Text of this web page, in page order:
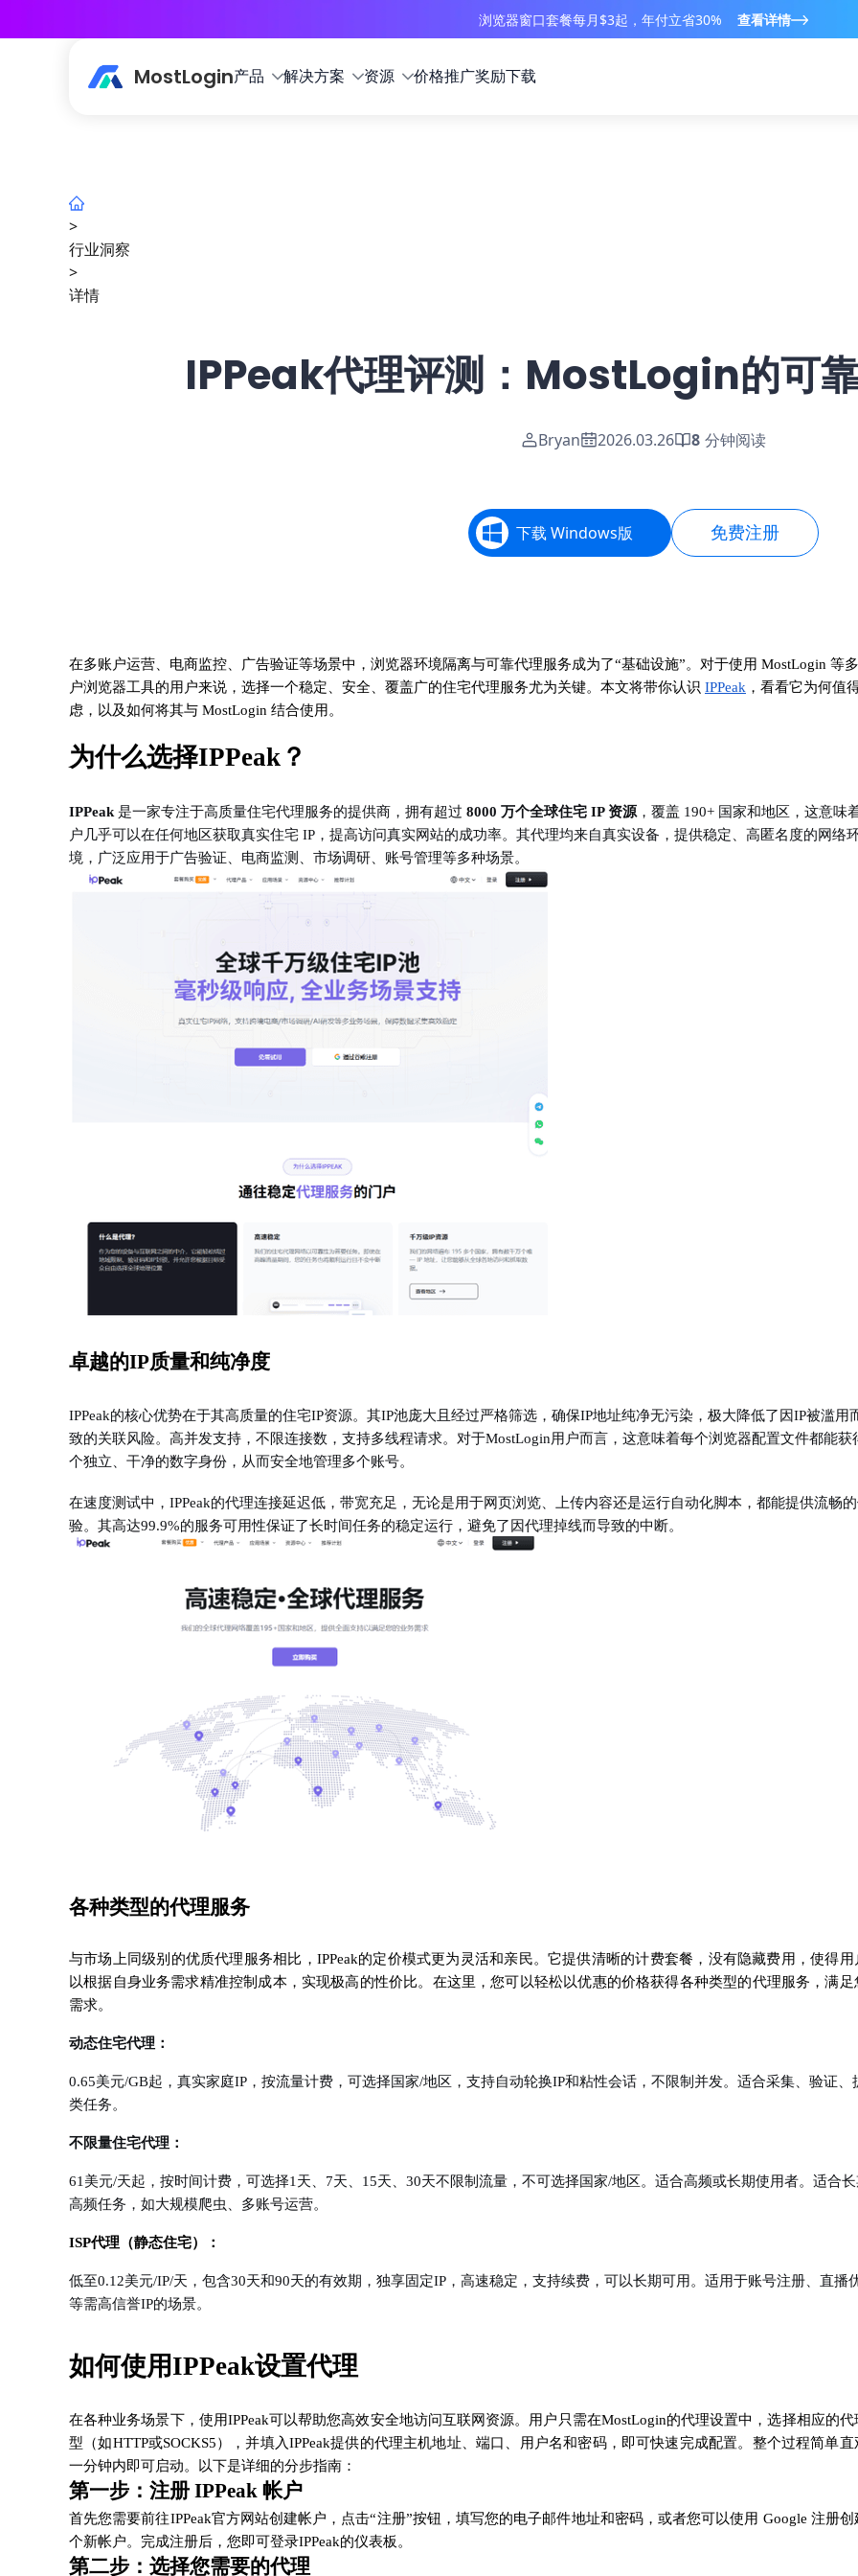
浏览器窗口套餐每月$3起，年付立省30% 查看详情
MostLogin产品 解决方案 资源 价格推广奖励下载
>
行业洞察
>
详情
IPPeak代理评测：MostLogin的可
Bryan 2026.03.26 8 分钟阅读
下载 Windows版 免费注册
在多账户运营、电商监控、广告验证等场景中，浏览器环境隔离与可靠代理服务成为了“基础设施”。对于使用 MostLogin 等
户浏览器工具的用户来说，选择一个稳定、安全、覆盖广的住宅代理服务尤为关键。本文将带你认识 IPPeak ，看看它为何值
虑，以及如何将其与 MostLogin 结合使用。
为什么选择IPPeak？
IPPeak是一家专注于高质量住宅代理服务的提供商，拥有超过 8000 万个全球住宅 IP 资源，覆盖 190+ 国家和地区，这意味
户几乎可以在任何地区获取真实住宅 IP，提高访问真实网站的成功率。其代理均来自真实设备，提供稳定、高匿名度的网络
境，广泛应用于广告验证、电商监测、市场调研、账号管理等多种场景。
卓越的IP质量和纯净度
IPPeak的核心优势在于其高质量的住宅IP资源。其IP池庞大且经过严格筛选，确保IP地址纯净无污染，极大降低了因IP被滥用
致的关联风险。高并发支持，不限连接数，支持多线程请求。对于MostLogin用户而言，这意味着每个浏览器配置文件都能获
个独立、干净的数字身份，从而安全地管理多个账号。
在速度测试中，IPPeak的代理连接延迟低，带宽充足，无论是用于网页浏览、上传内容还是运行自动化脚本，都能提供流畅
验。其高达99.9%的服务可用性保证了长时间任务的稳定运行，避免了因代理掉线而导致的中断。
各种类型的代理服务
与市场上同级别的优质代理服务相比，IPPeak的定价模式更为灵活和亲民。它提供清晰的计费套餐，没有隐藏费用，使得用
以根据自身业务需求精准控制成本，实现极高的性价比。在这里，您可以轻松以优惠的价格获得各种类型的代理服务，满足
需求。
动态住宅代理：
0.65美元/GB起，真实家庭IP，按流量计费，可选择国家/地区，支持自动轮换IP和粘性会话，不限制并发。适合采集、验证、
类任务。
不限量住宅代理：
61美元/天起，按时间计费，可选择1天、7天、15天、30天不限制流量，不可选择国家/地区。适合高频或长期使用者。适合长
高频任务，如大规模爬虫、多账号运营。
ISP代理（静态住宅）：
低至0.12美元/IP/天，包含30天和90天的有效期，独享固定IP，高速稳定，支持续费，可以长期可用。适用于账号注册、直播
等需高信誉IP的场景。
如何使用IPPeak设置代理
在各种业务场景下，使用IPPeak可以帮助您高效安全地访问互联网资源。用户只需在MostLogin的代理设置中，选择相应的代
型（如HTTP或SOCKS5），并填入IPPeak提供的代理主机地址、端口、用户名和密码，即可快速完成配置。整个过程简单直
一分钟内即可启动。以下是详细的分步指南：
第一步：注册 IPPeak 帐户
首先您需要前往IPPeak官方网站创建帐户，点击“注册”按钮，填写您的电子邮件地址和密码，或者您可以使用 Google 注册创
个新帐户。完成注册后，您即可登录IPPeak的仪表板。
第二步：选择您需要的代理